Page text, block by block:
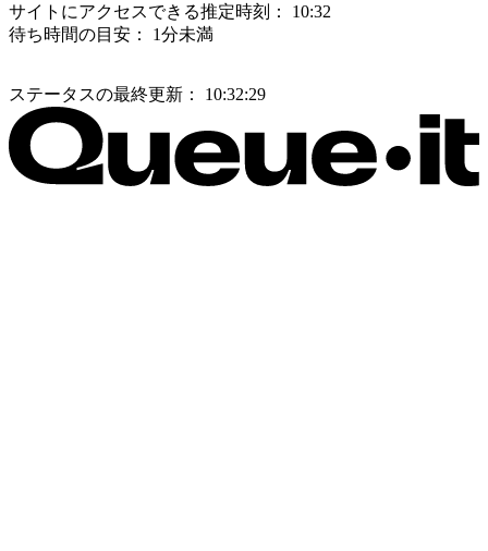
サイトにアクセスできる推定時刻：
10:32
待ち時間の目安：
1分未満
ステータスの最終更新： 10:32:29